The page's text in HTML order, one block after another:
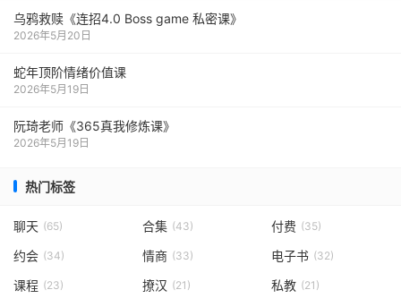
乌鸦救赎《连招4.0 Boss game 私密课》
2026年5月20日
蛇年顶阶情绪价值课
2026年5月19日
阮琦老师《365真我修炼课》
2026年5月19日
热门标签
聊天 (65) 合集 (43) 付费 (35)
约会 (34) 情商 (33) 电子书 (32)
课程 (23) 撩汉 (21) 私教 (21)